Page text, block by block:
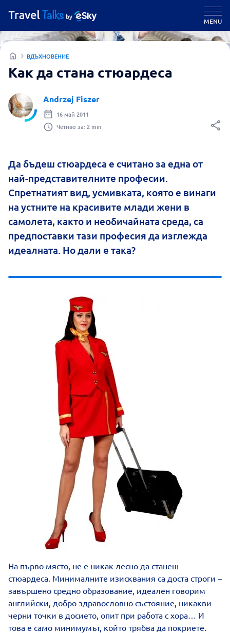
MENU
ВДЪХНОВЕНИЕ
Как да стана стюардеса
Andrzej Fiszer
16 май 2011
Четиво за: 2 min
Да бъдеш стюардеса е считанo за една от
най-представителните професии.
Спретнатият вид, усмивката, която е винаги
на устните на красивите млади жени в
самолета, както и необичайната среда, са
предпоставки тази професия да изглежда
идеалната. Но дали е така?
На първо място, не е никак лесно да станеш
стюардеса. Минималните изисквания са доста строги –
завършено средно образование, идеален говорим
английски, добро здравословно състояние, никакви
черни точки в досието, опит при работа с хора… И
това е само минимумът, който трябва да покриете.